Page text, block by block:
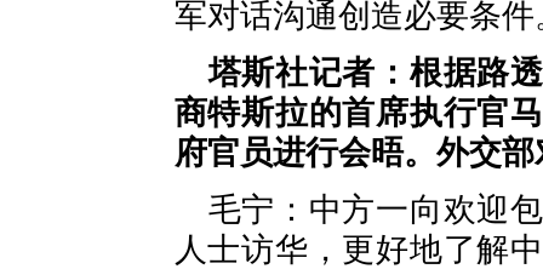
军对话沟通创造必要条件
塔斯社记者：根据路
商特斯拉的首席执行官
府官员进行会晤。外交
毛宁：中方一向欢迎
人士访华，更好地了解